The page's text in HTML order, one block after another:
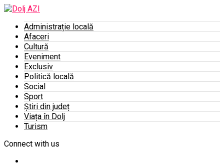
Administrație locală
Afaceri
Cultură
Eveniment
Exclusiv
Politică locală
Social
Sport
Știri din județ
Viața în Dolj
Turism
Connect with us